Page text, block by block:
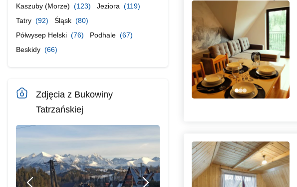
Kaszuby (Morze) (123) Jeziora (119)
Tatry (92) Śląsk (80)
Półwysep Helski (76) Podhale (67)
Beskidy (66)
Zdjęcia z Bukowiny
Tatrzańskiej